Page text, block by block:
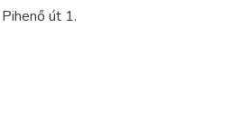
út 1.